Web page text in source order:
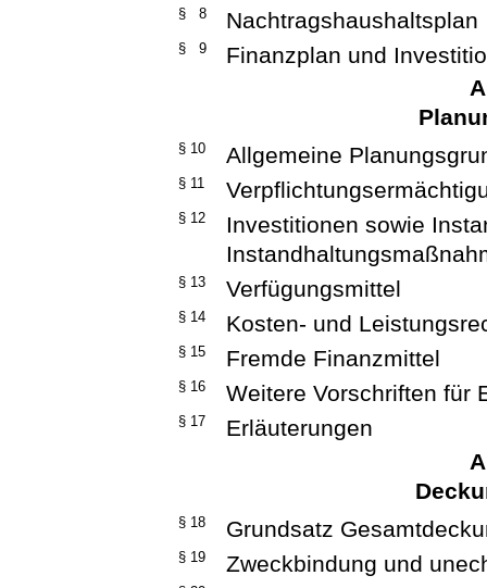
§ 8 Nachtragshaushaltsplan
§ 9
Finanzplan und
§ 10 Allgemeine
§ 11
§ 12
Investitionen sowie
§ 13 Verfügungsmittel
§ 14 Kosten- und
§ 15 Fremde Finanzmittel
§ 16 Weitere Vorschriften für
§ 17
Erläuterungen
§ 18 Grundsatz
§ 19 Zweckbindung und